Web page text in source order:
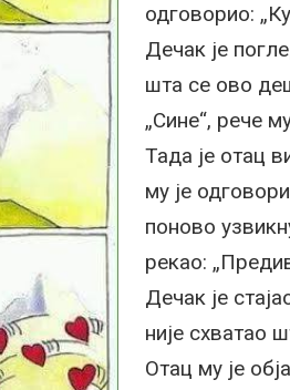
одговорио:
Дечак је
шта се ово
„Сине“, рече
Тада је отац
му је
поново
рекао:
Дечак је
није схватао
Отац му је